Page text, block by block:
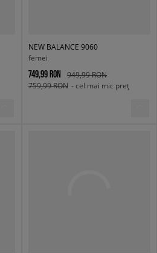
NEW BALANCE 9060
femei
749,99 RON
949,99 RON
759,99 RON - cel mai mic preț